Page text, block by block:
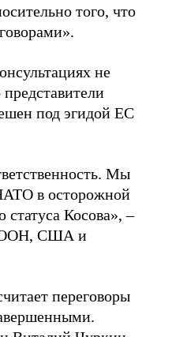
того, что
не
под эгидой ЕС
Мы
в осторожной
Косова», –
ООН, США и
переговоры